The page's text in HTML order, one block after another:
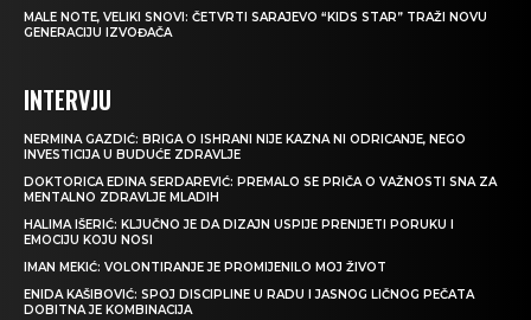
MALE NOTE, VELIKI SNOVI: ČETVRTI SARAJEVO “KIDS STAR” TRAŽI NOVU
GENERACIJU IZVOĐAČA
INTERVJU
NERMINA GAZDIĆ: BRIGA O ISHRANI NIJE KAZNA NI ODRICANJE, NEGO
INVESTICIJA U BUDUĆE ZDRAVLJE
DOKTORICA EDINA SERDAREVIĆ: PREMALO SE PRIČA O VAŽNOSTI SNA ZA
MENTALNO ZDRAVLJE MLADIH
HALIMA IŠERIĆ: KLJUČNO JE DA DIZAJN USPIJE PRENIJETI PORUKU I
EMOCIJU KOJU NOSI
IMAN MEKIĆ: VOLONTIRANJE JE PROMIJENILO MOJ ŽIVOT
ENIDA KAŠIBOVIĆ: SPOJ DISCIPLINE U RADU I JASNOG LIČNOG PEČATA
DOBITNA JE KOMBINACIJA